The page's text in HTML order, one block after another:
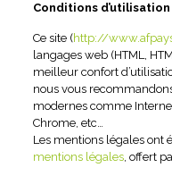
Conditions d’utilisation
Ce site (http://
langages web (HTML,
meilleur confort
nous vous
modernes comme
Chrome, etc…
Les mentions légales ont
mentions légales, offert